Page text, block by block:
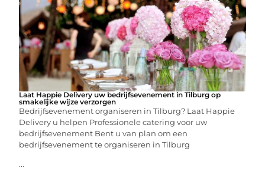
Laat Happie Delivery uw bedrijfsevenement in Tilburg op
smakelijke wijze verzorgen
Bedrijfsevenement organiseren in Tilburg? Laat Happie
Delivery u helpen Professionele catering voor uw
bedrijfsevenement Bent u van plan om een
bedrijfsevenement te organiseren in Tilburg
...